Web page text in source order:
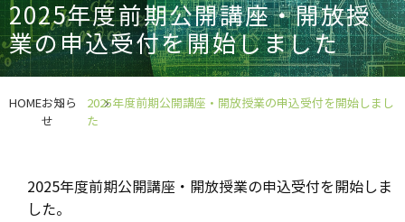
2025年度前期公開講座・開放授
業の申込受付を開始しました
HOMEお知ら
せ
2025年度前期公開講座・開放授業の申込受付を開始しまし
た
2025年度前期公開講座・開放授業の申込受付を開始しま
した。